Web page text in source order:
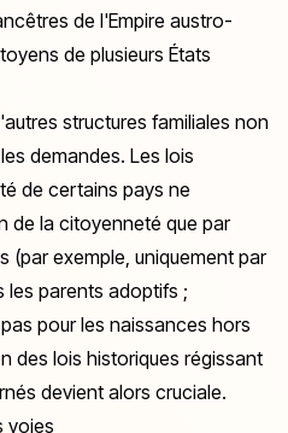
de l'Empire austro-
de plusieurs États
structures familiales non
demandes. Les lois
de certains pays ne
de la citoyenneté que par
(par exemple, uniquement par
les parents adoptifs ;
pour les naissances hors
des lois historiques régissant
devient alors cruciale.
voies